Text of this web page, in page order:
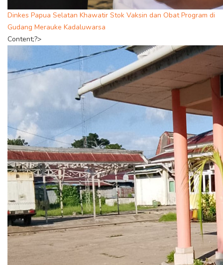
Dinkes Papua Selatan Khawatir Stok Vaksin dan Obat Program di
Gudang Merauke Kadaluwarsa
Content;?>